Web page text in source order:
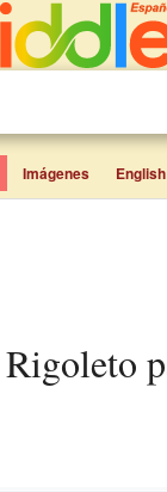
Imágenes English